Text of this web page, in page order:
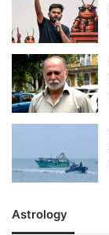
Astrology